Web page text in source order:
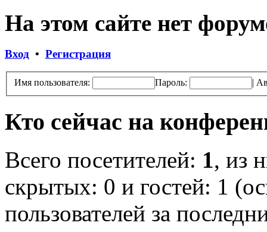
На этом сайте нет
Вход • Регистрация
Имя пользователя: Пароль: |
Кто сейчас на
Всего посетителей: 1, из
скрытых: 0 и гостей: 1
пользователей за